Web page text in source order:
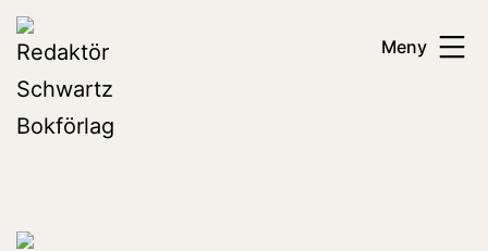
Hoppa
till
innehåll
Redaktör
Schwartz
Bokförlag
Meny